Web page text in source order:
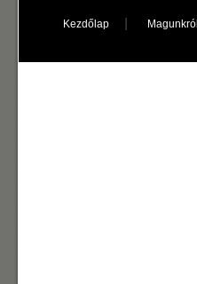
Kezdőlap Magunkról